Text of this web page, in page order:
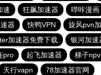
速 狂飙加速器 哔咔漫画
器 快鸭VPN
旋风pvn
加速器免费下载
银河加速
pro 起飞加速器
梯子
天行vapn
78加速器官网